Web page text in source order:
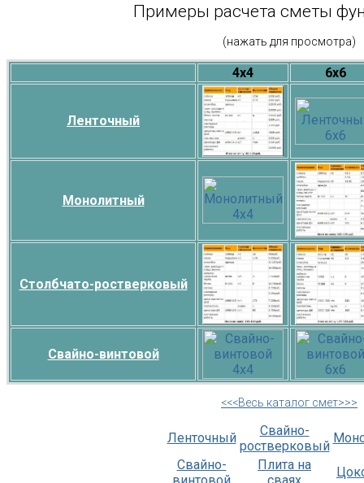
Примеры расчета сметы
(нажать для просмотра)
4х4 6х6
Ленточный
Монолитный
Столбчато-ростверковый
Свайно-винтовой
<<<Весь каталог смет>>>
Ленточный
Свайно-
ростверковый
Свайно-
Плита на